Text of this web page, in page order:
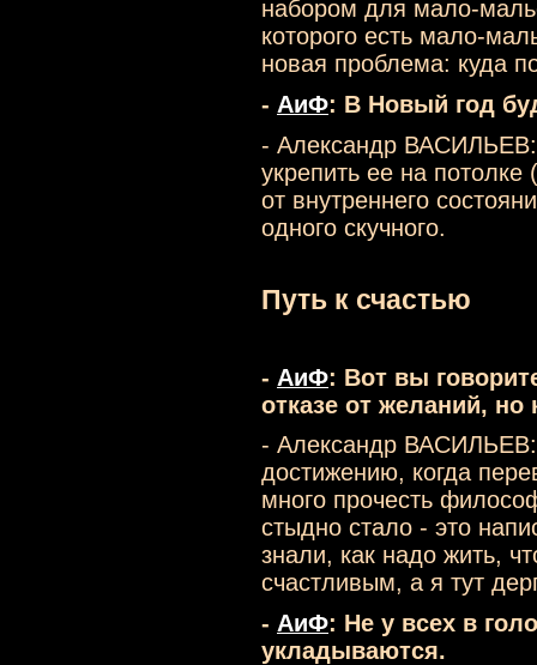
набором для мало-
которого есть мало-
новая проблема: куда
- АиФ: В Новый год
- Александр ВАСИЛЬЕВ:
укрепить ее на потолке
от внутреннего
одного скучного.
Путь к счастью
- АиФ: Вот вы
отказе от желаний, но
- Александр
достижению, когда
много прочесть
стыдно стало - это
знали, как надо жить,
счастливым, а я тут
- АиФ: Не у всех в
укладываются.